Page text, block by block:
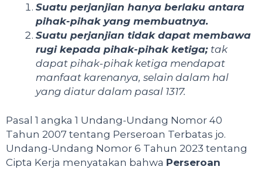
Suatu perjanjian hanya berlaku antara
pihak-pihak yang membuatnya.
Suatu perjanjian tidak dapat membawa
rugi kepada pihak-pihak ketiga; tak
dapat pihak-pihak ketiga mendapat
manfaat karenanya, selain dalam hal
yang diatur dalam pasal 1317.
Pasal 1 angka 1 Undang-Undang Nomor 40
Tahun 2007 tentang Perseroan Terbatas jo.
Undang-Undang Nomor 6 Tahun 2023 tentang
Cipta Kerja menyatakan bahwa Perseroan